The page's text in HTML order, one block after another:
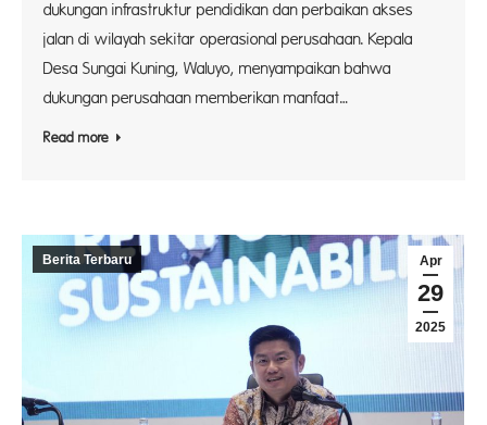
dukungan infrastruktur pendidikan dan perbaikan akses
jalan di wilayah sekitar operasional perusahaan. Kepala
Desa Sungai Kuning, Waluyo, menyampaikan bahwa
dukungan perusahaan memberikan manfaat…
Read more
Apr
29
2025
Berita Terbaru